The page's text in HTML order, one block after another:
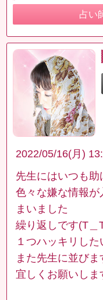
占い
2022/05/16(月)
先生にはいつも
色々な嫌な情報が
まいました
繰り返しです(T＿
１つハッキリし
また先生に並びま
宜しくお願いしま